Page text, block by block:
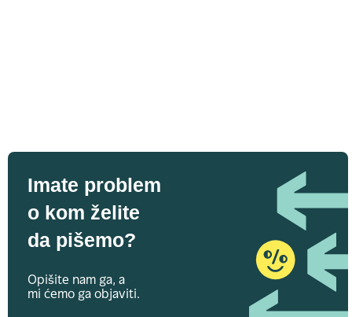
Imate problem
o kom želite
da pišemo?
Opišite nam ga, a
mi ćemo ga objaviti.